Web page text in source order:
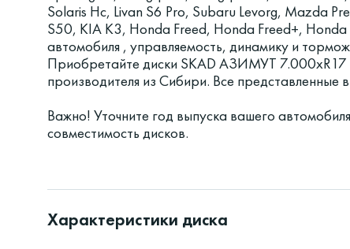
Solaris Hc, Livan S6 Pro, Subaru Levorg, Mazda
S50, KIA K3, Honda Freed, Honda Freed+,
автомобиля , управляемость, динамику и
Приобретайте диски SKAD АЗИМУТ
производителя из Сибири. Все
Важно! Уточните год выпуска вашего
совместимость дисков.
Характеристики диска